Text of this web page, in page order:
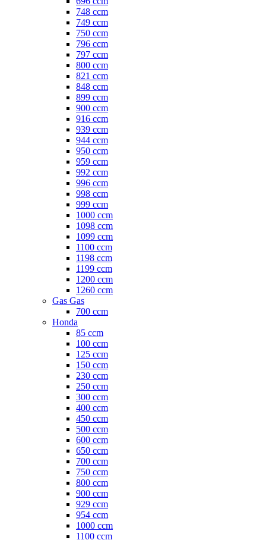
748 ccm
749 ccm
750 ccm
796 ccm
797 ccm
800 ccm
821 ccm
848 ccm
899 ccm
900 ccm
916 ccm
939 ccm
944 ccm
950 ccm
959 ccm
992 ccm
996 ccm
998 ccm
999 ccm
1000 ccm
1098 ccm
1099 ccm
1100 ccm
1198 ccm
1199 ccm
1200 ccm
1260 ccm
Gas Gas
700 ccm
Honda
85 ccm
100 ccm
125 ccm
150 ccm
230 ccm
250 ccm
300 ccm
400 ccm
450 ccm
500 ccm
600 ccm
650 ccm
700 ccm
750 ccm
800 ccm
900 ccm
929 ccm
954 ccm
1000 ccm
1100 ccm